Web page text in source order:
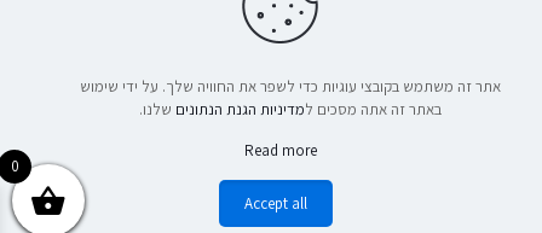
אתר זה משתמש בקובצי עוגיות כדי לשפר את החוויה שלך. על ידי שימוש
באתר זה אתה מסכים למדיניות הגנת הנתונים שלנו.
Read more
Accept all
0